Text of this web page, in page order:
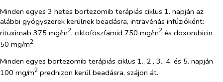
Minden egyes 3 hetes bortezomib terápiás ciklus 1. napján az
alábbi gyógyszerek kerülnek beadásra, intravénás infúzióként:
rituximab 375 mg/m2, ciklofoszfamid 750 mg/m2 és doxorubicin
50 mg/m2.
Minden egyes bortezomib terápiás ciklus 1., 2., 3., 4. és 5. napján
100 mg/m2 prednizon kerül beadásra, szájon át.